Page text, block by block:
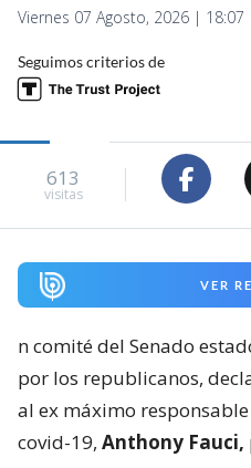
Viernes 07 Agosto, 2026 | 18:07
Seguimos criterios de
613
visitas
VER
n comité del Senado
por los republicanos,
al ex máximo
covid-19, Anthony Fauci,